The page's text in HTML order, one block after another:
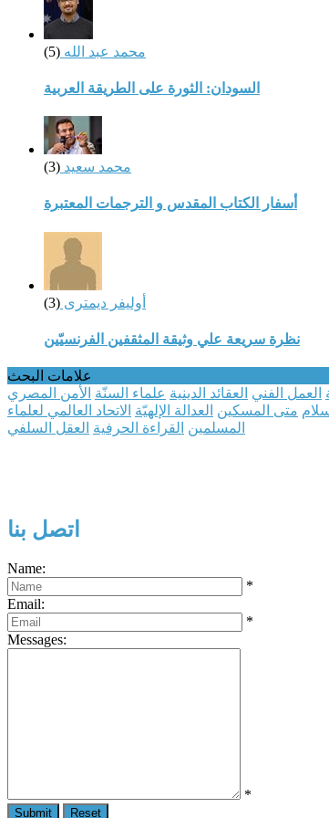
محمد عبد الله (5)
السودان: الثورة على الطريقة العربية
محمد سعيد (3)
أسفار الكتاب المقدس و الترجمات المعتبرة
أوليفر ديمترى (3)
نظرة سريعة علي وثيقة المثقفين الفرنسيّين
علامات البحث
العمل الفني العقائد الدينية علماء السنّة الأمن المصري
متى المسكين العدالة الإلهيّة الاتحاد العالمي لعلماء
المسلمين القراءة الحرفية العقل السلفي
اتصل بنا
Name:
*
Email:
*
Messages:
*